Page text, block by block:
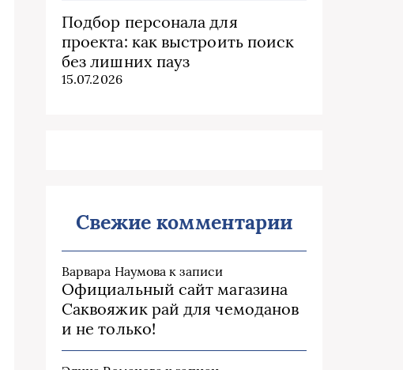
Подбор персонала для
проекта: как выстроить поиск
без лишних пауз
15.07.2026
Свежие комментарии
Варвара Наумова к записи
Официальный сайт магазина
Саквояжик рай для чемоданов
и не только!